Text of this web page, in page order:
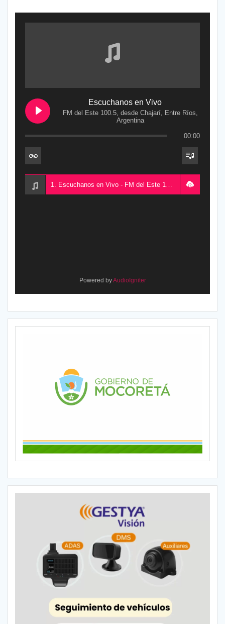
Escuchanos en Vivo
FM del Este 100.5, desde Chajarí, Entre Ríos,
Argentina
00:00
Powered byAudioIgniter